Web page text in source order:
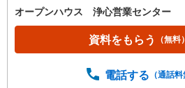
お気軽にご連絡ください！現地
内・現地を見学する（無料）
ご記入いただけますとスムー
地のご案内について・平日や
にご説明いたします。・車で
オープンハウス 浄心営業センター
資料をもらう （無料）
電話する （通話料